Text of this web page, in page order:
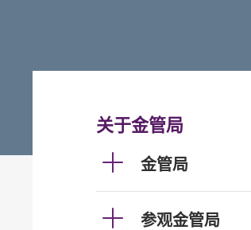
关于金管局
金管局
参观金管局